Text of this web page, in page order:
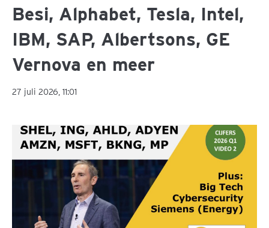
Besi, Alphabet, Tesla, Intel,
IBM, SAP, Albertsons, GE
Vernova en meer
27 juli 2026, 11:01